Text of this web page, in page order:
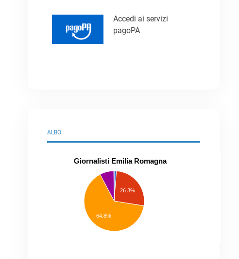
Accedi ai servizi
pagoPA
ALBO
Giornalisti Emilia Romagna
26.3%
64.8%